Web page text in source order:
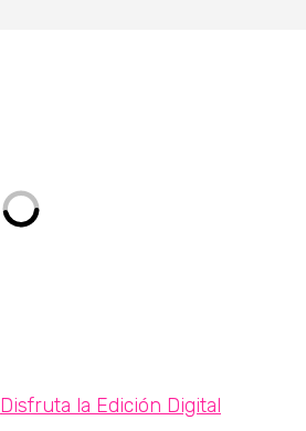
Disfruta la Edición Digital